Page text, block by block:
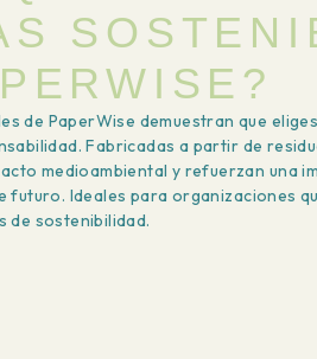
de PaperWise demuestran que
Fabricadas a partir de
medioambiental y refuerzan una
futuro. Ideales para organizaciones
de sostenibilidad.